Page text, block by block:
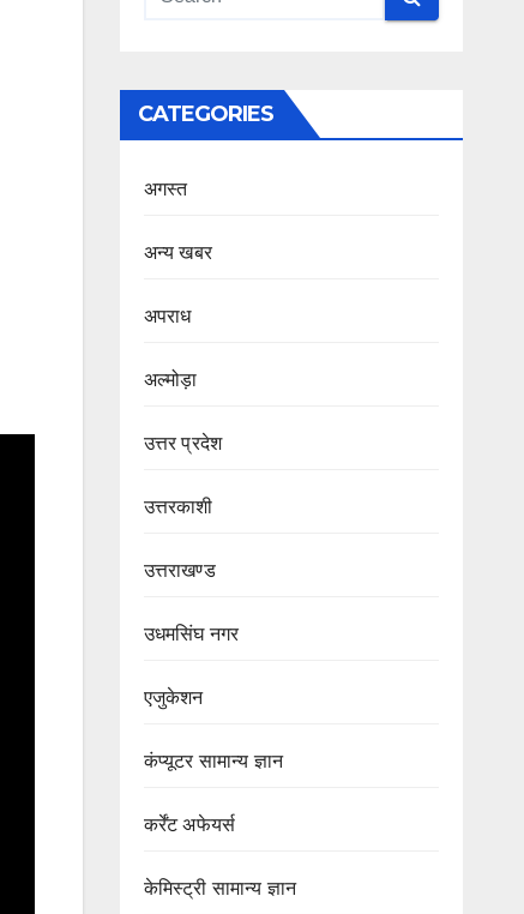
CATEGORIES
अगस्त
अन्य खबर
अपराध
अल्मोड़ा
उत्तर प्रदेश
उत्तरकाशी
उत्तराखण्ड
उधमसिंघ नगर
एजुकेशन
कंप्यूटर सामान्य ज्ञान
कर्रेंट अफेयर्स
केमिस्ट्री सामान्य ज्ञान